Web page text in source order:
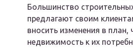
Большинство
предлагают своим
вносить изменения в
недвижимость к их